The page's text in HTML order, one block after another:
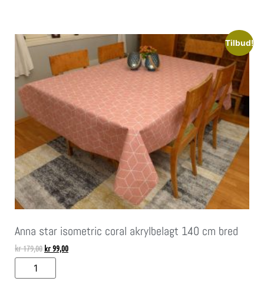
Tilbud!
Anna star isometric coral akrylbelagt 140 cm bred
kr179,00 kr99,00